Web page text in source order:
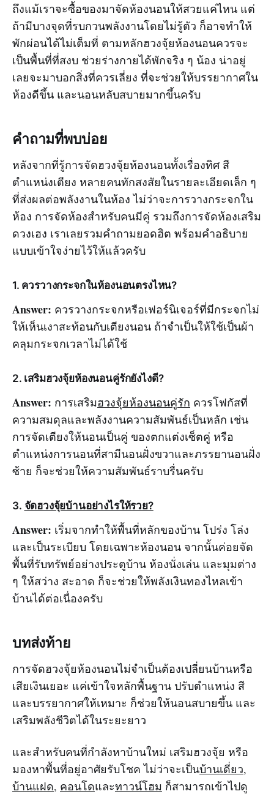
ถึงแม้เราจะซื้อของมาจัดห้องนอนให้สวยแค่ไหน แต่
ถ้ามีบางจุดที่รบกวนพลังงานโดยไม่รู้ตัว ก็อาจทำให้
พักผ่อนได้ไม่เต็มที่ ตามหลักฮวงจุ้ยห้องนอนควรจะ
เป็นพื้นที่ที่สงบ ช่วยร่างกายได้พักจริง ๆ น้อง น่าอยู่
เลยจะมาบอกสิ่งที่ควรเลี่ยง ที่จะช่วยให้บรรยากาศใน
ห้องดีขึ้น และนอนหลับสบายมากขึ้นครับ
คำถามที่พบบ่อย
หลังจากที่รู้การจัดฮวงจุ้ยห้องนอนทั้งเรื่องทิศ สี
ตำแหน่งเตียง หลายคนทักสงสัยในรายละเอียดเล็ก ๆ
ที่ส่งผลต่อพลังงานในห้อง ไม่ว่าจะการวางกระจกใน
ห้อง การจัดห้องสำหรับคนมีคู่ รวมถึงการจัดห้องเสริม
ดวงเฮง เราเลยรวมคำถามยอดฮิต พร้อมคำอธิบาย
แบบเข้าใจง่ายไว้ให้แล้วครับ
1. ควรวางกระจกในห้องนอนตรงไหน?
Answer: ควรวางกระจกหรือเฟอร์นิเจอร์ที่มีกระจกไม่
ให้เห็นเงาสะท้อนกับเตียงนอน ถ้าจำเป็นให้ใช้เป็นผ้า
คลุมกระจกเวลาไม่ได้ใช้
2. เสริมฮวงจุ้ยห้องนอนคู่รักยังไงดี?
Answer: การเสริมฮวงจุ้ยห้องนอนคู่รัก ควรโฟกัสที่
ความสมดุลและพลังงานความสัมพันธ์เป็นหลัก เช่น
การจัดเตียงให้นอนเป็นคู่ ของตกแต่งเซ็ตคู่ หรือ
ตำแหน่งการนอนที่สามีนอนฝั่งขวาและภรรยานอนฝั่ง
ซ้าย ก็จะช่วยให้ความสัมพันธ์ราบรื่นครับ
3. จัดฮวงจุ้ยบ้านอย่างไรให้รวย?
Answer: เริ่มจากทำให้พื้นที่หลักของบ้าน โปร่ง โล่ง
และเป็นระเบียบ โดยเฉพาะห้องนอน จากนั้นค่อยจัด
พื้นที่รับทรัพย์อย่างประตูบ้าน ห้องนั่งเล่น และมุมต่าง
ๆ ให้สว่าง สะอาด ก็จะช่วยให้พลังเงินทองไหลเข้า
บ้านได้ต่อเนื่องครับ
บทส่งท้าย
การจัดฮวงจุ้ยห้องนอนไม่จำเป็นต้องเปลี่ยนบ้านหรือ
เสียเงินเยอะ แค่เข้าใจหลักพื้นฐาน ปรับตำแหน่ง สี
และบรรยากาศให้เหมาะ ก็ช่วยให้นอนสบายขึ้น และ
เสริมพลังชีวิตได้ในระยะยาว
และสำหรับคนที่กำลังหาบ้านใหม่ เสริมฮวงจุ้ย หรือ
มองหาพื้นที่อยู่อาศัยรับโชค ไม่ว่าจะเป็นบ้านเดี่ยว,
บ้านแฝด, คอนโดและทาวน์โฮม ก็สามารถเข้าไปดู